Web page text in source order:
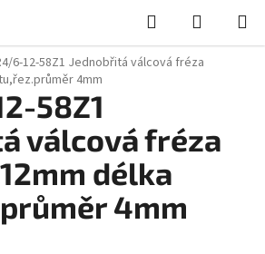
Hledat
KOŠÍK
6-12-58Z1 Jednobřitá válcová fréza
4mm
58Z1
válcová fréza
délka
4mm